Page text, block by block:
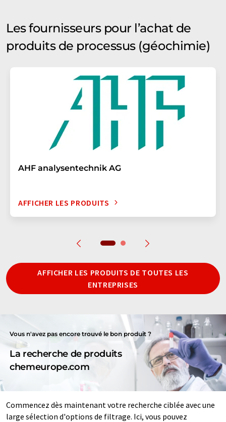
Les fournisseurs pour l’achat de
produits de processus (géochimie)
AHF analysentechnik AG
AFFICHER LES PRODUITS
AFFICHER LES PRODUITS DE TOUTES LES
ENTREPRISES
Vous n'avez pas encore trouvé le bon produit ?
La recherche de produits
chemeurope.com
Commencez dès maintenant votre recherche ciblée avec une
large sélection d'options de filtrage. Ici, vous pouvez